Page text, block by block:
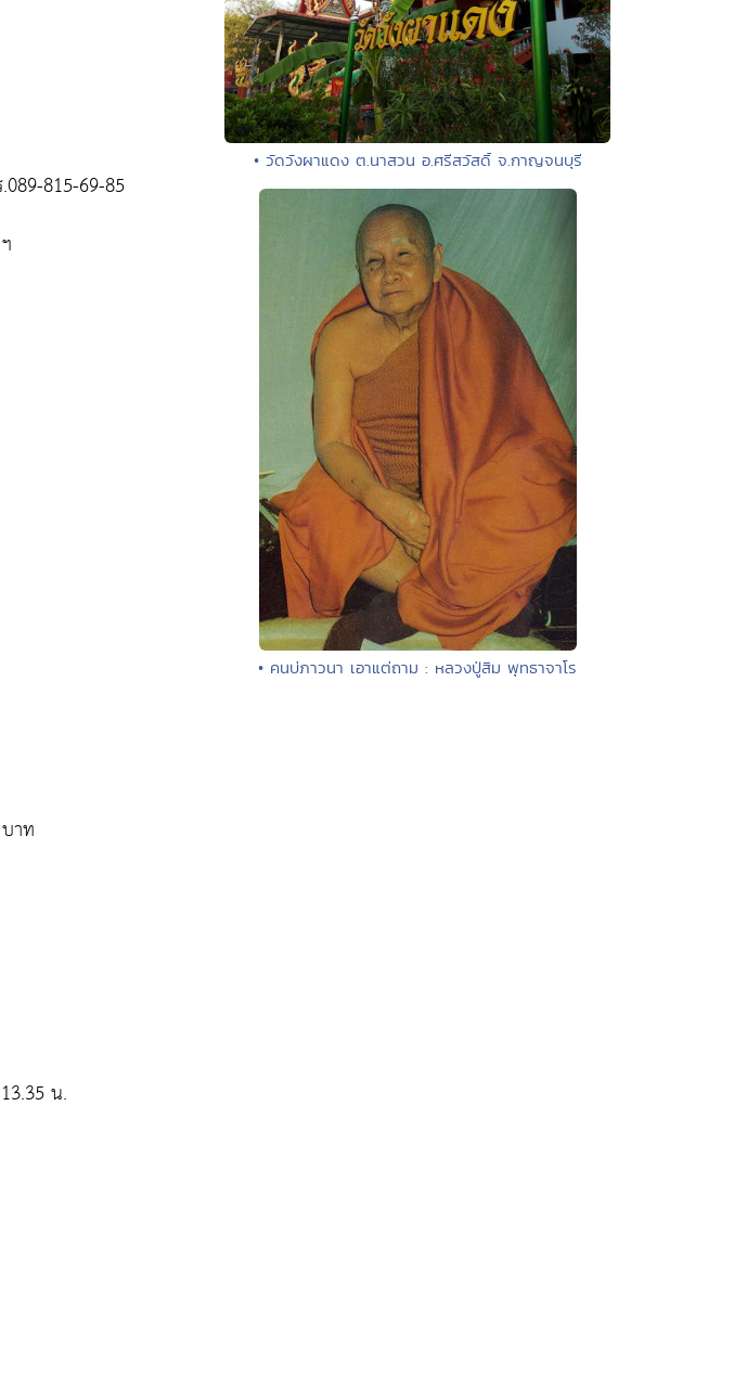
815-69-85
าท
น.
• วัดวังผาแดง ต.นาสวน อ.ศรีสวัสดิ์ จ.กาญจนบุรี
• คนบ่ภาวนา เอาแต่ถาม : หลวงปู่สิม พุทธาจาโร